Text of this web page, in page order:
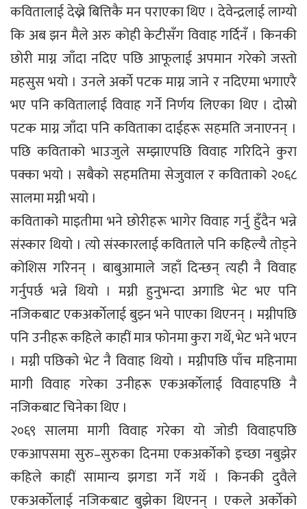
कवितालाई देख्ने बित्तिकै मन पराएका थिए । देवेन्द्रलाई लाग्यो
कि अब झन मैले अरु कोही केटीसँग विवाह गर्दिनँ । किनकी
छोरी माग्न जाँदा नदिए पछि आफूलाई अपमान गरेको जस्तो
महसुस भयो । उनले अर्काे पटक माग्न जाने र नदिएमा भगाएरै
भए पनि कवितालाई विवाह गर्ने निर्णय लिएका थिए । दोस्रो
पटक माग्न जाँदा पनि कविताका दाईहरू सहमति जनाएनन् ।
पछि कविताको भाउजुले सम्झाएपछि विवाह गरिदिने कुरा
पक्का भयो । सबैको सहमतिमा सेजुवाल र कविताको २०६८
सालमा मग्नी भयो ।
कविताको माइतीमा भने छोरीहरू भागेर विवाह गर्नु हुँदैन भन्ने
संस्कार थियो । त्यो संस्कारलाई कविताले पनि कहिल्यै तोड्ने
कोशिस गरिनन् । बाबुआमाले जहाँ दिन्छन् त्यही नै विवाह
गर्नुपर्छ भन्ने थियो । मग्नी हुनुभन्दा अगाडि भेट भए पनि
नजिकबाट एकअर्काेलाई बुझ्न भने पाएका थिएनन् । मग्नीपछि
पनि उनीहरू कहिले काहीं मात्र फोनमा कुरा गर्थे, भेट भने भएन
। मग्नी पछिको भेट नै विवाह थियो । मग्नीपछि पाँच महिनामा
मागी विवाह गरेका उनीहरू एकअर्काेलाई विवाहपछि नै
नजिकबाट चिनेका थिए ।
२०६९ सालमा मागी विवाह गरेका यो जोडी विवाहपछि
एकआपसमा सुरु–सुरुका दिनमा एकअर्काेको इच्छा नबुझेर
कहिले काहीं सामान्य झगडा गर्ने गर्थे । किनकी दुवैले
एकअर्काेलाई नजिकबाट बुझेका थिएनन् । एकले अर्काेको